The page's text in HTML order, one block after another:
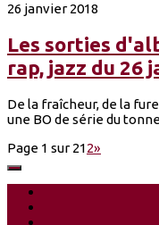
26 janvier 2018
Les sorties
rap, jazz du 26
De la fraîcheur, de la
une BO de série du
Page 1 sur 212»